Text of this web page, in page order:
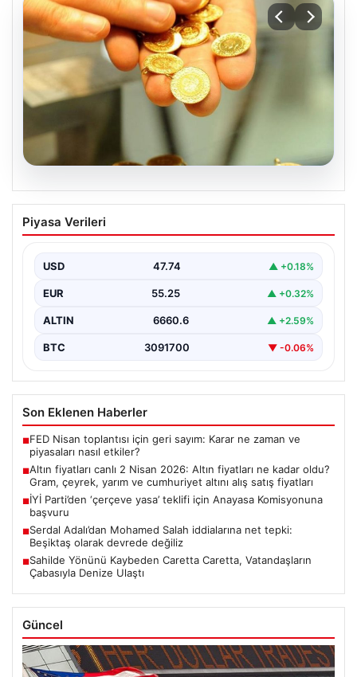
07.08.2026
Altın fiyatları canlı 2 Nisan 2026: Altın
fiyatları ne kadar oldu? Gram, çeyrek,
fiyatları
Piyasa Verileri
USD 47.74 ▲ +0.18%
EUR 55.25 ▲ +0.32%
ALTIN 6660.6 ▲ +2.59%
BTC 3091700 ▼ -0.06%
Son Eklenen Haberler
■FED Nisan toplantısı için geri sayım: Karar ne zaman ve
piyasaları nasıl etkiler?
■Altın fiyatları canlı 2 Nisan 2026: Altın fiyatları ne kadar oldu?
Gram, çeyrek, yarım ve cumhuriyet altını alış satış fiyatları
■İYİ Parti’den ‘çerçeve yasa’ teklifi için Anayasa Komisyonuna
başvuru
■Serdal Adalı’dan Mohamed Salah iddialarına net tepki:
Beşiktaş olarak devrede değiliz
■Sahilde Yönünü Kaybeden Caretta Caretta, Vatandaşların
Çabasıyla Denize Ulaştı
Güncel